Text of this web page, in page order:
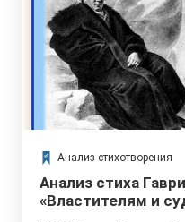
Анализ стихотворения
Анализ стиха
«Властителям и